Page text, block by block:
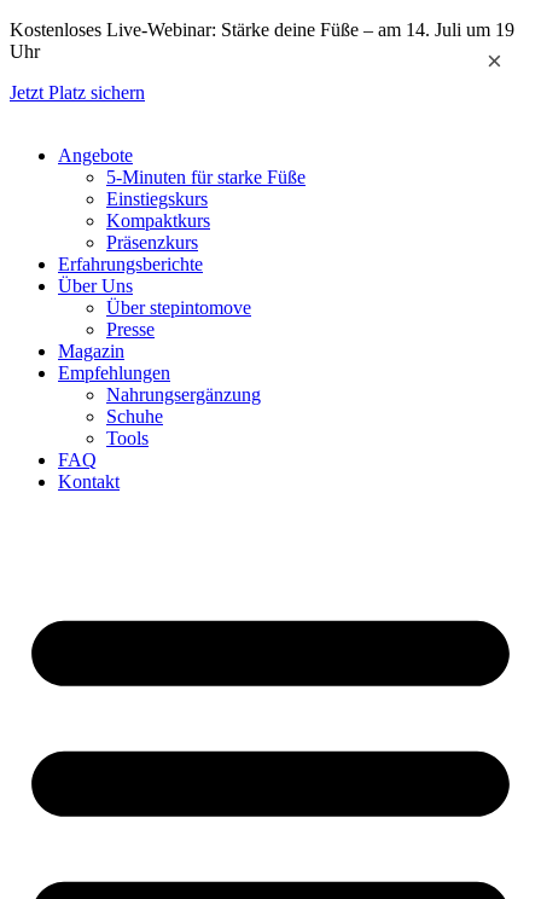
Zum
Inhalt
Kostenloses Live-Webinar: Stärke deine Füße – am 14. Juli um 19
Uhr
Jetzt Platz sichern
×
Angebote
5-Minuten für starke Füße
Einstiegskurs
Kompaktkurs
Präsenzkurs
Erfahrungsberichte
Über Uns
Über stepintomove
Presse
Magazin
Empfehlungen
Nahrungsergänzung
Schuhe
Tools
FAQ
Kontakt